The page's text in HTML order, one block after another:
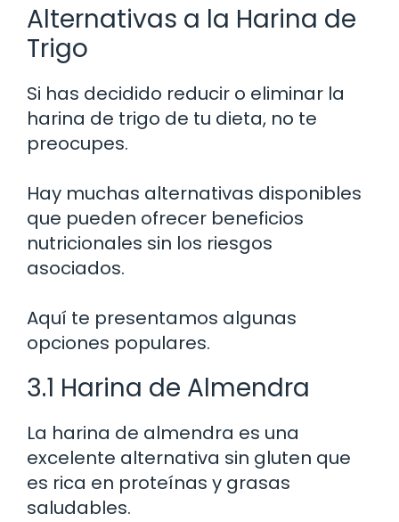
Alternativas a la Harina de
Trigo
Si has decidido reducir o eliminar la
harina de trigo de tu dieta, no te
preocupes.
Hay muchas alternativas disponibles
que pueden ofrecer beneficios
nutricionales sin los riesgos
asociados.
Aquí te presentamos algunas
opciones populares.
3.1 Harina de Almendra
La harina de almendra es una
excelente alternativa sin gluten que
es rica en proteínas y grasas
saludables.